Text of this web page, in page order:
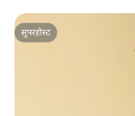
सुपरहोस्ट
सुपरहोस्ट